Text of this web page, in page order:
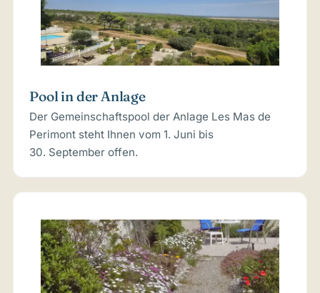
Pool in der Anlage
Der Gemeinschaftspool der Anlage Les Mas de
Perimont steht Ihnen vom 1. Juni bis
30. September offen.